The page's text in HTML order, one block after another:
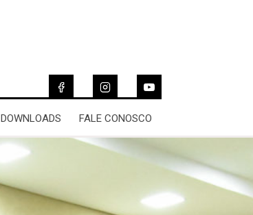
DOWNLOADS FALE CONOSCO